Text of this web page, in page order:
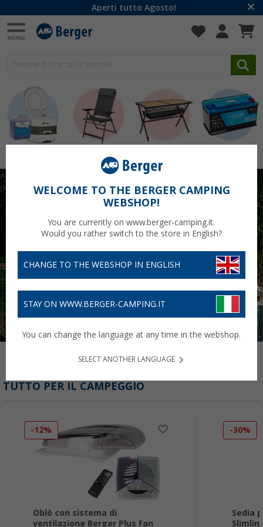
Aperti tutto Agosto!
Sedie
TUTTO PER IL CAMPEGGIO
-12%
Oblò con sistema di
ventilazione Berger Plus Fan
-30%
Sedia
WELCOME TO THE BERGER CAMPING
WEBSHOP!
You are currently on www.berger-camping.it.
Would you rather switch to the store in English?
CHANGE TO THE WEBSHOP IN ENGLISH
STAY ON WWW.BERGER-CAMPING.IT
You can change the language at any time in the webshop.
SELECT ANOTHER LANGUAGE